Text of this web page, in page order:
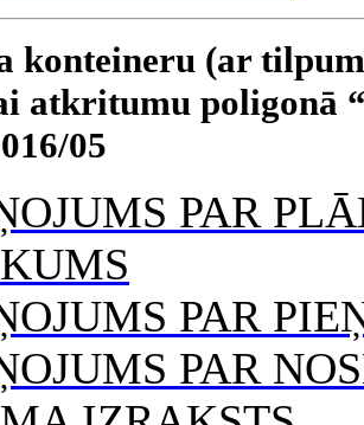
konteineru (ar
atkritumu poligonā
05
PAR
PAR
PAR